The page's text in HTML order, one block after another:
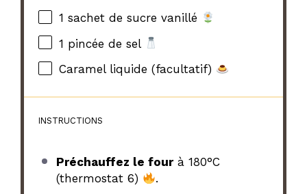
1 sachet de sucre vanillé
1 pincée de sel
Caramel liquide (facultatif)
INSTRUCTIONS
Préchauffez le fourà 180°C
(thermostat 6)
.